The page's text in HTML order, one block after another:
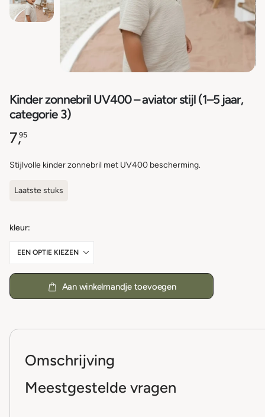
Kinder zonnebril UV400 – aviator stijl (1–5 jaar,
categorie 3)
7,95
Stijlvolle kinder zonnebril met UV400 bescherming.
Laatste stuks
kleur
Aan winkelmandje toevoegen
Omschrijving
Meestgestelde vragen